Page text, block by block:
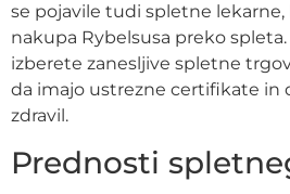
se pojavile tudi spletne
nakupa Rybelsusa preko
izberete zanesljive spletne
da imajo ustrezne certifikate in
zdravil.
Prednosti